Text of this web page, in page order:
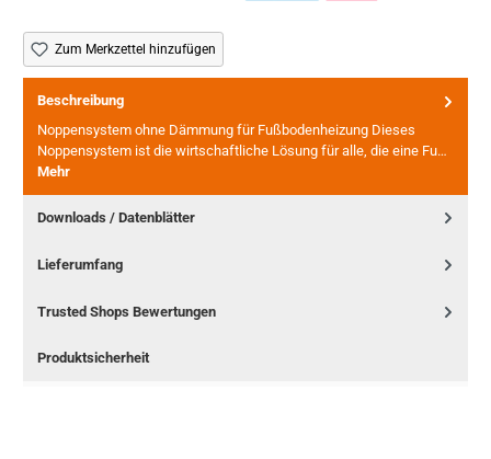
Zum Merkzettel hinzufügen
Beschreibung
Noppensystem ohne Dämmung für Fußbodenheizung Dieses
Noppensystem ist die wirtschaftliche Lösung für alle, die eine Fu…
Mehr
Downloads / Datenblätter
Lieferumfang
Trusted Shops Bewertungen
Produktsicherheit